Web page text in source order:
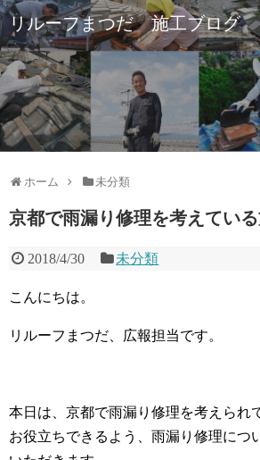
リルーフまつだ 施工ブログ
ホーム 未分類
京都で雨漏り修理を考えてい
2018/4/30 未分類
こんにちは。
リルーフまつだ、広報担当です。
本日は、京都で雨漏り修理を考えられ
お役立ちできるよう、雨漏り修理につ